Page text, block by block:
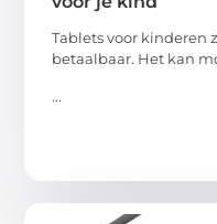
Tablets voor kinderen
betaalbaar. Het kan
...